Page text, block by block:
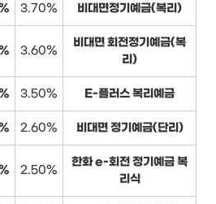
3.70% 비대면정기예금(복리)
3.60%
비대면 회전정기예금(복
리)
3.50% E-플러스 복리예금
2.60% 비대면 정기예금(단리)
2.50%
한화 e-회전 정기예금 복
리식